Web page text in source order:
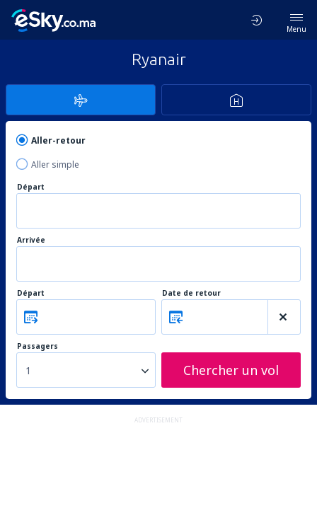
Menu
Ryanair
Aller-retour
Aller simple
Départ
Arrivée
Départ Date de retour
Passagers
1 Chercher un vol
ADVERTISEMENT